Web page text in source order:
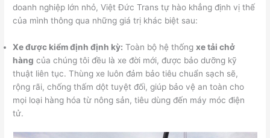
doanh nghiệp lớn nhỏ, Việt Đức Trans tự hào khẳng định vị thế
của mình thông qua những giá trị khác biệt sau:
Xe được kiểm định định kỳ: Toàn bộ hệ thốngxe tải chở
hàng của chúng tôi đều là xe đời mới, được bảo dưỡng kỹ
thuật liên tục. Thùng xe luôn đảm bảo tiêu chuẩn sạch sẽ,
rộng rãi, chống thấm dột tuyệt đối, giúp bảo vệ an toàn cho
mọi loại hàng hóa từ nông sản, tiêu dùng đến máy móc điện
tử.